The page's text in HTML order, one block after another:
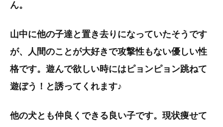
ん。
山中に他の子達と置き去りになっていたそうです
が、人間のことが大好きで攻撃性もない優しい性
格です。遊んで欲しい時にはピョンピョン跳ねて
遊ぼう！と誘ってくれます♪
他の犬とも仲良くできる良い子です。現状痩せて